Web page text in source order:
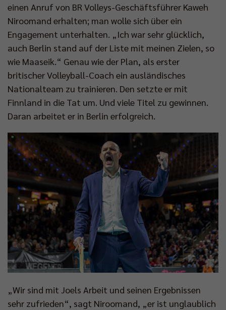
einen Anruf von BR Volleys-Geschäftsführer Kaweh
Niroomand erhalten; man wolle sich über ein
Engagement unterhalten. „Ich war sehr glücklich,
auch Berlin stand auf der Liste mit meinen Zielen, so
wie Maaseik.“ Genau wie der Plan, als erster
britischer Volleyball-Coach ein ausländisches
Nationalteam zu trainieren. Den setzte er mit
Finnland in die Tat um. Und viele Titel zu gewinnen.
Daran arbeitet er in Berlin erfolgreich.
„Wir sind mit Joels Arbeit und seinen Ergebnissen
sehr zufrieden“, sagt Niroomand, „er ist unglaublich